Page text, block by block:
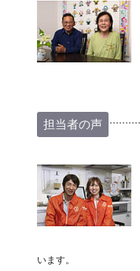
担当者の声
います。